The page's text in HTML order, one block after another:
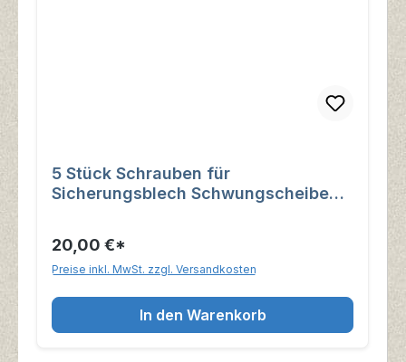
5 Stück Schrauben für
Sicherungsblech Schwungscheibe
20,00 €*
Preise inkl. MwSt. zzgl. Versandkosten
In den Warenkorb